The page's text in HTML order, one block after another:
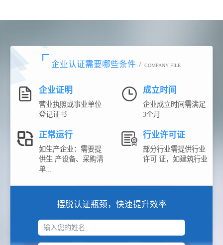
企业认证需要哪些条件 / COMPANY FILE
企业证明
营业执照或事业单位
登记证书
成立时间
企业成立时间需满足
3个月
正常运行
如生产企业：需要提
供生 产设备、采购清
单...
行业许可证
部分行业需提供行业
许可 证，如建筑行业
摆脱认证瓶颈，快速提升效率
输入您的姓名